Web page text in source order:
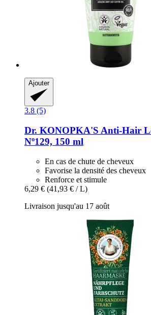
Ajouter
3.8 (5)
Dr. KONOPKA'S Anti-​Hair
Nº129, 150 ml
En cas de chute de cheveux
Favorise la densité des cheveux
Renforce et stimule
6,29 € (41,93 € / L)
Livraison jusqu'au 17 août